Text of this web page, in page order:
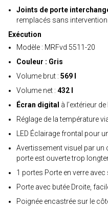
Joints de porte
remplacés sans
Exécution
Modèle : MRFvd 5511-20
Couleur : Gris
Volume brut : 569 l
Volume net : 432 l
Écran digital à l’extérieur
Réglage de la température
LED Éclairage frontal pour
Avertissement visuel par un
porte est ouverte trop
1 portes Porte en verre avec
Porte avec butée Droite,
Poignée encastrée sur le